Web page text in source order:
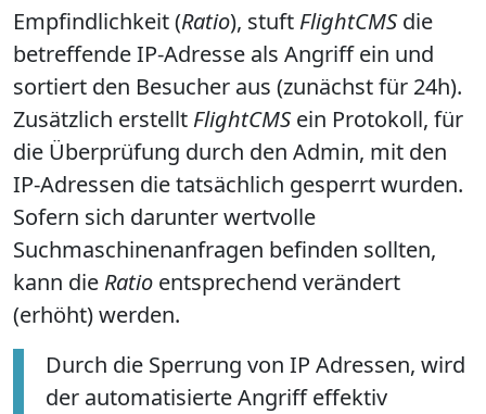
Empfindlichkeit (Ratio), stuft FlightCMS die
betreffende IP-Adresse als Angriff ein und
sortiert den Besucher aus (zunächst für 24h).
Zusätzlich erstellt FlightCMS ein Protokoll, für
die Überprüfung durch den Admin, mit den
IP-Adressen die tatsächlich gesperrt wurden.
Sofern sich darunter wertvolle
Suchmaschinenanfragen befinden sollten,
kann die Ratio entsprechend verändert
(erhöht) werden.
Durch die Sperrung von IP Adressen, wird
der automatisierte Angriff effektiv